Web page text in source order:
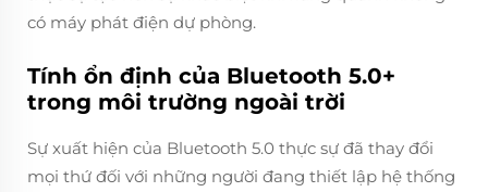
có máy phát điện dự phòng.
Tính ổn định của Bluetooth 5.0+
trong môi trường ngoài trời
Sự xuất hiện của Bluetooth 5.0 thực sự đã thay đổi
mọi thứ đối với những người đang thiết lập hệ thống